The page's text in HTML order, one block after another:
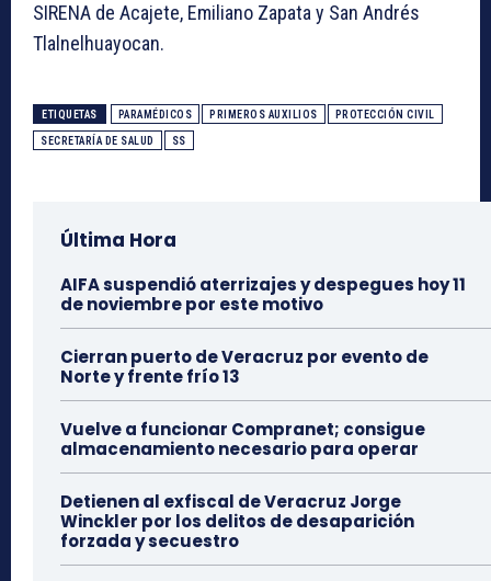
SIRENA de Acajete, Emiliano Zapata y San Andrés
Tlalnelhuayocan.
ETIQUETAS PARAMÉDICOS PRIMEROS AUXILIOS PROTECCIÓN CIVIL
SECRETARÍA DE SALUD SS
Última Hora
AIFA suspendió aterrizajes y despegues hoy 11
de noviembre por este motivo
Cierran puerto de Veracruz por evento de
Norte y frente frío 13
Vuelve a funcionar Compranet; consigue
almacenamiento necesario para operar
Detienen al exfiscal de Veracruz Jorge
Winckler por los delitos de desaparición
forzada y secuestro